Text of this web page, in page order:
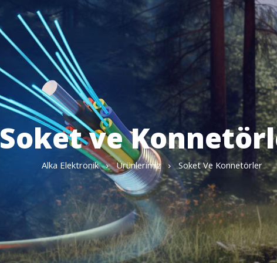
Soket ve
Alka Elektronik Ürünlerimiz Soket Ve Konnetörler